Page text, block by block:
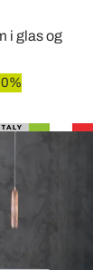
i glas og